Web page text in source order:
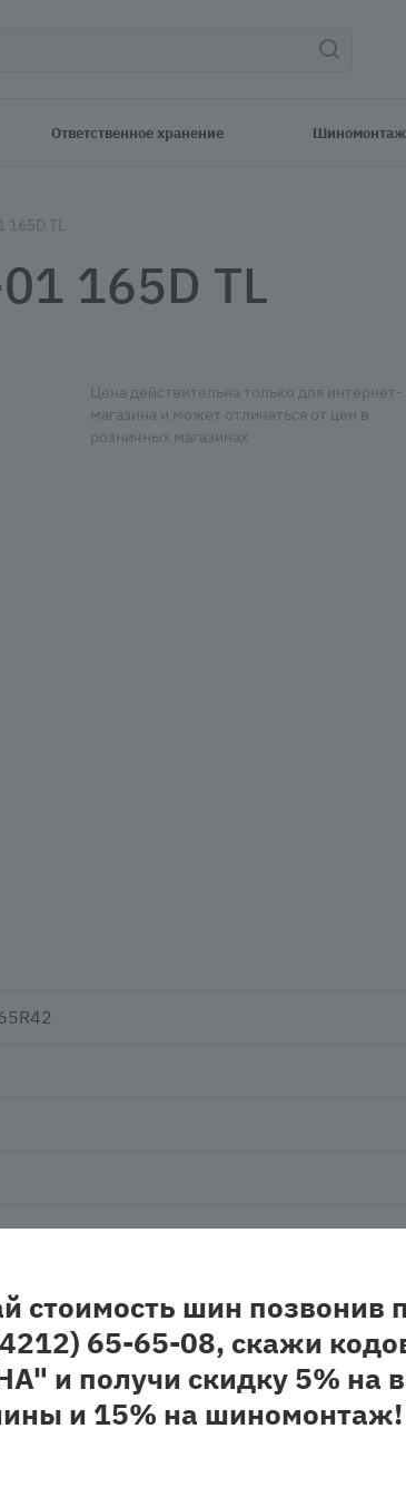
Ответственное хранение Шиномонтаж
165D TL
165D TL
Цена действительна только для интернет-
магазина и может отличаться от цен в
розничных магазинах
стоимость шин позвонив
65-65-08, скажи
и получи скидку 5% на
и 15% на шиномонтаж!